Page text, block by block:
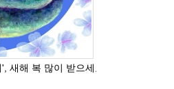
새해 복 많이 받으세요 ^^